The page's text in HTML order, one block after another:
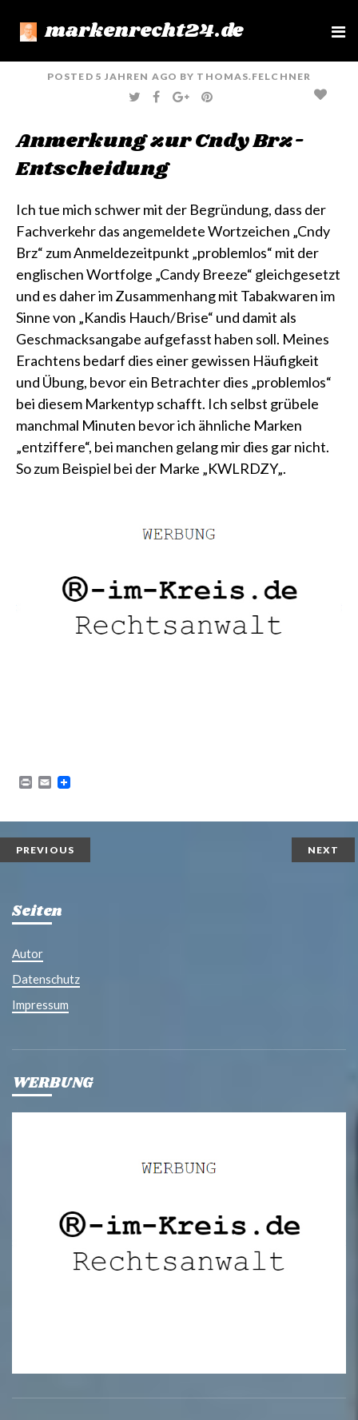
markenrecht24.de
e
POSTED 5 JAHREN AGO BY THOMAS.FELCHNER
T
W
E
R
F
A
O
G
O
E
P
I
E
R
Anmerkung zur Cndy Brz-
Entscheidung
Ich tue mich schwer mit der Begründung, dass der
Fachverkehr das angemeldete Wortzeichen „Cndy
Brz“ zum Anmeldezeitpunkt „problemlos“ mit der
englischen Wortfolge „Candy Breeze“ gleichgesetzt
und es daher im Zusammenhang mit Tabakwaren im
Sinne von „Kandis Hauch/Brise“ und damit als
Geschmacksangabe aufgefasst haben soll. Meines
Erachtens bedarf dies einer gewissen Häufigkeit
und Übung, bevor ein Betrachter dies „problemlos“
bei diesem Markentyp schafft. Ich selbst grübele
manchmal Minuten bevor ich ähnliche Marken
„entziffere“, bei manchen gelang mir dies gar nicht.
So zum Beispiel bei der Marke „KWLRDZY„.
P
n
E
i
PREVIOUS NEXT
Seiten
Autor
Datenschutz
Impressum
WERBUNG